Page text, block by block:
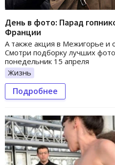
День в фото: Парад
Франции
А также акция в Межигорье и
Смотри подборку лучших
понедельник 15 апреля
Жизнь
Подробнее